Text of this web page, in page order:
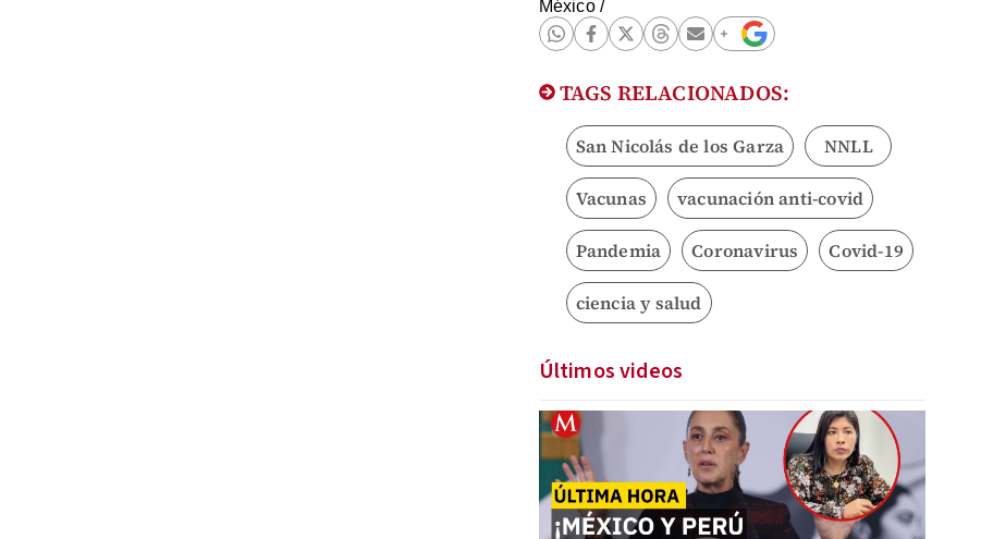
México/
TAGS RELACIONADOS:
San Nicolás de los Garza NNLL
Vacunas vacunación anti-covid
Pandemia Coronavirus Covid-19
ciencia y salud
Últimos videos